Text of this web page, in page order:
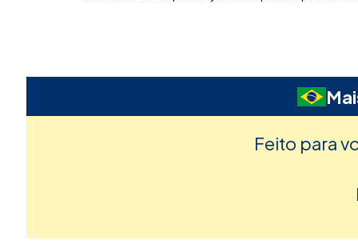
Feito para